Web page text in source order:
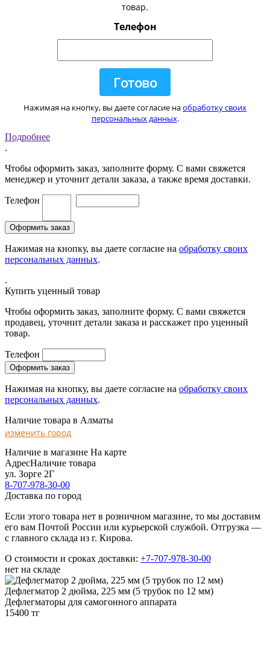
товар.
Телефон
Нажимая на кнопку, вы даете согласие наобработку своих
персональных данных.
Подробнее
.
Чтобы оформить заказ, заполните форму. С вами свяжется
менеджер и уточнит детали заказа, а также время доставки.
Телефон
Нажимая на кнопку, вы даете согласие на обработку своих
персональных данных.
.
Купить уценный товар
Чтобы оформить заказ, заполните форму. С вами свяжется
продавец, уточнит детали заказа и расскажет про уценный
товар.
Телефон
Нажимая на кнопку, вы даете согласие на обработку своих
персональных данных.
Наличие товара в Алматы
изменить город
Наличие в магазине На карте
АдресНаличие товара
ул. Зорге 2Г
8-707-978-30-00
Доставка по город
Если этого товара нет в розничном магазине, то мы доставим
его вам Почтой России или курьерской службой. Отгрузка —
с главного склада из г. Кирова.
О стоимости и сроках доставки: +7-707-978-30-00
нет на складе
Дефлегматор 2 дюйма, 225 мм (5 трубок по 12 мм)
Дефлегматоры для самогонного аппарата
15400 тг